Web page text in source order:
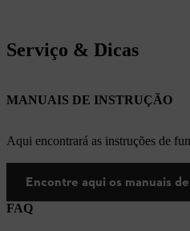
Serviço & Dicas
MANUAIS DE INSTRUÇÃO
Aqui encontrará as instruções de
Encontre aqui os manuais de
FAQ